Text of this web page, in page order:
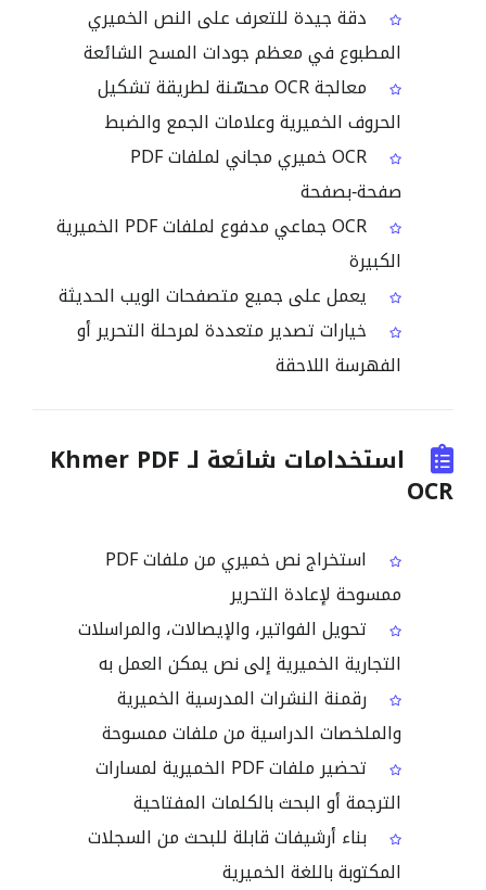
دقة جيدة للتعرف على النص الخميري
المطبوع في معظم جودات المسح الشائعة
معالجة OCR محسّنة لطريقة تشكيل
الحروف الخميرية وعلامات الجمع والضبط
OCR خميري مجاني لملفات PDF
صفحة‑بصفحة
OCR جماعي مدفوع لملفات PDF الخميرية
الكبيرة
يعمل على جميع متصفحات الويب الحديثة
خيارات تصدير متعددة لمرحلة التحرير أو
الفهرسة اللاحقة
استخدامات شائعة لـ Khmer PDF
OCR
استخراج نص خميري من ملفات PDF
ممسوحة لإعادة التحرير
تحويل الفواتير، والإيصالات، والمراسلات
التجارية الخميرية إلى نص يمكن العمل به
رقمنة النشرات المدرسية الخميرية
والملخصات الدراسية من ملفات ممسوحة
تحضير ملفات PDF الخميرية لمسارات
الترجمة أو البحث بالكلمات المفتاحية
بناء أرشيفات قابلة للبحث من السجلات
المكتوبة باللغة الخميرية